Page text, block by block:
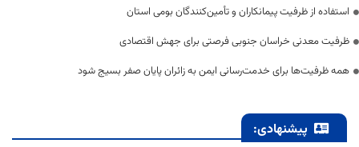
استفاده از ظرفیت پیمانکاران و تأمین‌کنندگان بومی استان
ظرفیت معدنی خراسان جنوبی فرصتی برای جهش اقتصادی
همه ظرفیت‌ها برای خدمت‌رسانی ایمن به زائران پایان صفر بسیج شود
پیشنهادی: